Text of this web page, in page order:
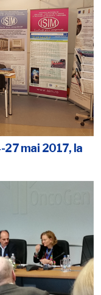
mai 2017, la